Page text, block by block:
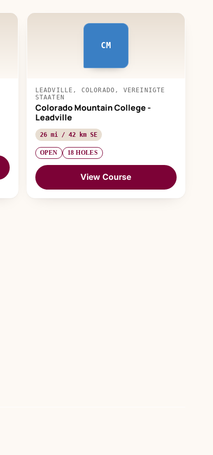
CM
LEADVILLE, COLORADO, VEREINIGTE
STAATEN
Colorado Mountain College -
Leadville
26 mi / 42 km SE
OPEN 18 HOLES
View Course